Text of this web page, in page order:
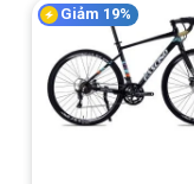
Giảm 19%